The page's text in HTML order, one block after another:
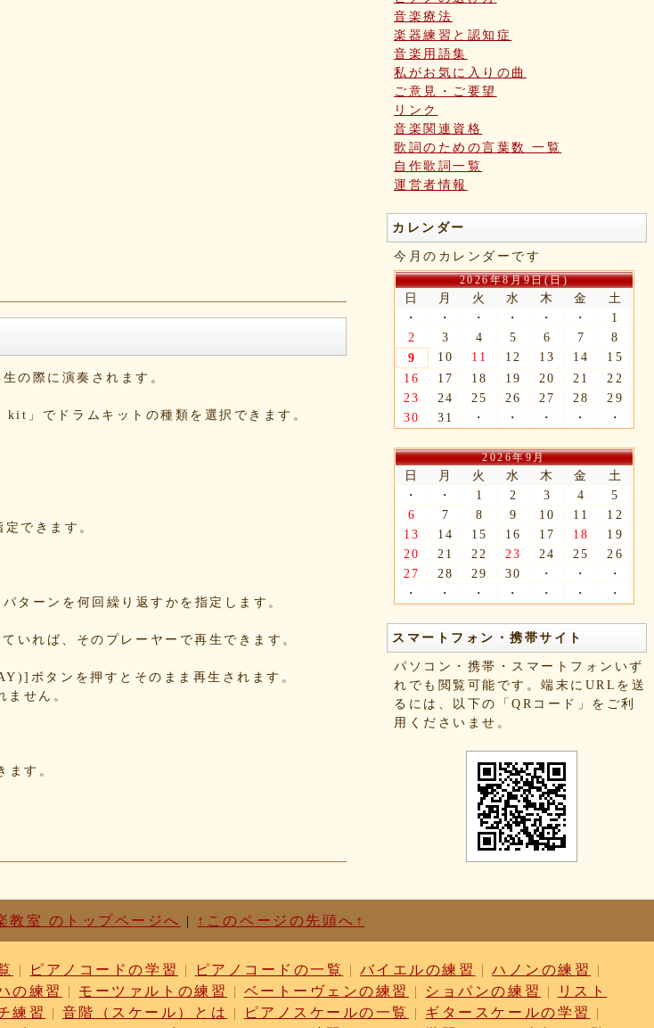
の際に演奏されます。
」でドラムキットの種類を選択できます。
できます。
ーンを何回繰り返すかを指定します。
いれば、そのプレーヤーで再生できます。
ボタンを押すとそのまま再生されます。
せん。
す。
音楽療法
楽器練習と認知症
音楽用語集
私がお気に入りの曲
ご意見・ご要望
リンク
音楽関連資格
歌詞のための言葉数 一覧
自作歌詞一覧
運営者情報
カレンダー
今月のカレンダーです
2026年8月9日(日)
日 月 火 水 木 金
土
・
・ ・ ・ ・ ・
1
2
3 4 5 6 7
8
9
10 11 12 13 14
15
16
17 18 19 20 21
22
23
24 25 26 27 28
29
30
31 ・ ・ ・ ・ ・
2026年9月
日 月 火 水 木 金
土
・
・ 1 2 3 4
5
6
7 8 9 10 11
12
13
14 15 16 17 18
19
20
21 22 23 24 25
26
27
28 29 30 ・ ・
・
・
・ ・ ・ ・ ・ ・
スマートフォン・携帯サイト
パソコン・携帯・スマートフォンいず
れでも閲覧可能です。端末にURLを送
るには、以下の「QRコード」をご利
用くださいませ。
教室 のトップページへ | ↑このページの先頭へ↑
| ピアノコードの学習 | ピアノコードの一覧 | バイエルの練習 |ハノンの練習
|
の練習 | モーツァルトの練習 | ベートーヴェンの練習 | ショパンの練習 |
リスト
練習 | 音階（スケール）とは | ピアノスケールの一覧 | ギタースケールの学習
|